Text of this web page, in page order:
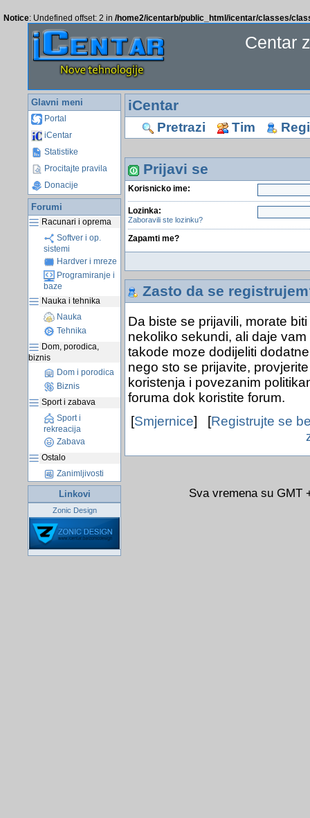
Notice: Undefined offset: 2 in /home2/icentarb/public_html/icentar/classes/
Centar
Glavni meni
Portal
iCentar
Statistike
Procitajte pravila
Donacije
Forumi
Racunari i oprema
Softver i op.
sistemi
Hardver i mreze
Programiranje i
baze
Nauka i tehnika
Nauka
Tehnika
Dom, porodica,
biznis
Dom i porodica
Biznis
Sport i zabava
Sport i
rekreacija
Zabava
Ostalo
Zanimljivosti
Linkovi
Zonic Design
iCentar
Pretrazi Tim
Prijavi se
Korisnicko ime:
Lozinka:
Zaboravili ste lozinku?
Zapamti me?
Zasto da se
Da biste se prijavili, morate
nekoliko sekundi, ali daje
takode moze dodijeliti
nego sto se prijavite,
koristenja i povezanim
foruma dok koristite forum.
[Smjernice] [Registrujte se
Sva vremena su GMT